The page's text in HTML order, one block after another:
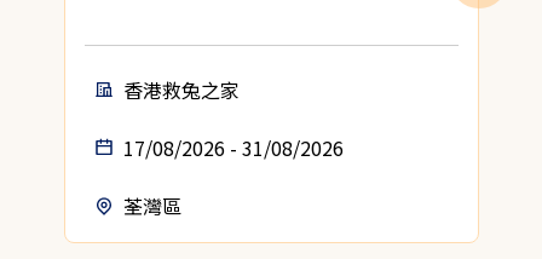
香港救兔之家
17/08/2026 - 31/08/2026
荃灣區